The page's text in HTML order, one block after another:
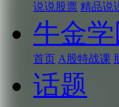
说说股票 精品说
牛金学
首页 A股特战课
话题